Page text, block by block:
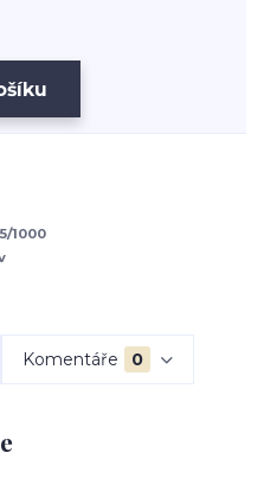
1000
Komentáře 0